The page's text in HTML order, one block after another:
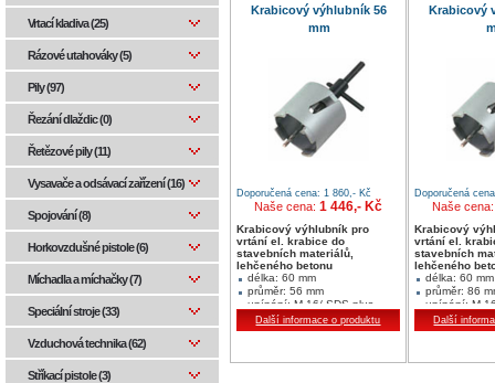
Krabicový výhlubník 56
mm
Doporučená cena: 1 860,- Kč
Naše cena: 1 446,- Kč
Krabicový výhlubník pro
vrtání el. krabice do
stavebních materiálů,
lehčeného betonu
délka: 60 mm
průměr: 56 mm
upínání: M 16/ SDS plus
segment výška/šířka:
7.5/3.0/3
Další informace o produktu
Krabicový
Doporučená
Naše
Krabicový
vrtání el.
stavebních
lehčeného
délka: 60 mm
průměr: 86
upínání: M
segment
7.5/3.5/4
Další
Vrtací kladiva (25)
Rázové utahováky (5)
Pily (97)
Řezání dlaždic (0)
Řetězové pily (11)
Vysavače a odsávací zařízení (16)
Spojování (8)
Horkovzdušné pistole (6)
Míchadla a míchačky (7)
Speciální stroje (33)
Vzduchová technika (62)
Stříkací pistole (3)